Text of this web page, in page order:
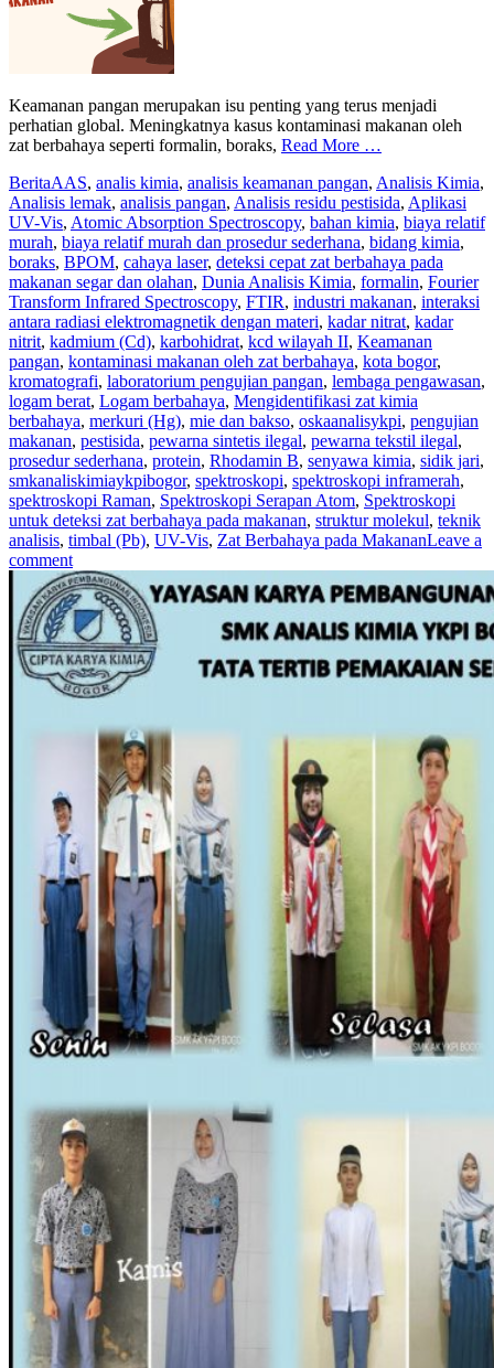
Keamanan pangan merupakan isu penting yang terus menjadi
perhatian global. Meningkatnya kasus kontaminasi makanan oleh
zat berbahaya seperti formalin, boraks, Read More …
BeritaAAS, analis kimia, analisis keamanan pangan, Analisis Kimia,
Analisis lemak, analisis pangan, Analisis residu pestisida, Aplikasi
UV-Vis, Atomic Absorption Spectroscopy, bahan kimia, biaya relatif
murah, biaya relatif murah dan prosedur sederhana, bidang kimia,
boraks, BPOM, cahaya laser, deteksi cepat zat berbahaya pada
makanan segar dan olahan, Dunia Analisis Kimia, formalin, Fourier
Transform Infrared Spectroscopy, FTIR, industri makanan, interaksi
antara radiasi elektromagnetik dengan materi, kadar nitrat, kadar
nitrit, kadmium (Cd), karbohidrat, kcd wilayah II, Keamanan
pangan, kontaminasi makanan oleh zat berbahaya, kota bogor,
kromatografi, laboratorium pengujian pangan, lembaga pengawasan,
logam berat, Logam berbahaya, Mengidentifikasi zat kimia
berbahaya, merkuri (Hg), mie dan bakso, oskaanalisykpi, pengujian
makanan, pestisida, pewarna sintetis ilegal, pewarna tekstil ilegal,
prosedur sederhana, protein, Rhodamin B, senyawa kimia, sidik jari,
smkanaliskimiaykpibogor, spektroskopi, spektroskopi inframerah,
spektroskopi Raman, Spektroskopi Serapan Atom, Spektroskopi
untuk deteksi zat berbahaya pada makanan, struktur molekul, teknik
analisis, timbal (Pb), UV-Vis, Zat Berbahaya pada MakananLeave a
comment